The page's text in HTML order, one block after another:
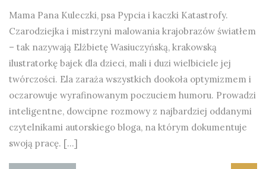
Mama Pana Kuleczki, psa Pypcia i kaczki Katastrofy.
Czarodziejka i mistrzyni malowania krajobrazów światłem
– tak nazywają Elżbietę Wasiuczyńską, krakowską
ilustratorkę bajek dla dzieci, mali i duzi wielbiciele jej
twórczości. Ela zaraża wszystkich dookoła optymizmem i
oczarowuje wyrafinowanym poczuciem humoru. Prowadzi
inteligentne, dowcipne rozmowy z najbardziej oddanymi
czytelnikami autorskiego bloga, na którym dokumentuje
swoją pracę. […]